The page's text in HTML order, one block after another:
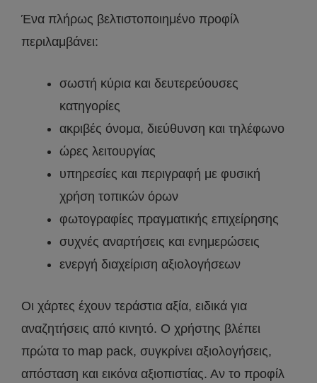
Ένα πλήρως βελτιστοποιημένο προφίλ
περιλαμβάνει:
σωστή κύρια και δευτερεύουσες
κατηγορίες
ακριβές όνομα, διεύθυνση και τηλέφωνο
ώρες λειτουργίας
υπηρεσίες και περιγραφή με φυσική
χρήση τοπικών όρων
φωτογραφίες πραγματικής επιχείρησης
συχνές αναρτήσεις και ενημερώσεις
ενεργή διαχείριση αξιολογήσεων
Οι χάρτες έχουν τεράστια αξία, ειδικά για
αναζητήσεις από κινητό. Ο χρήστης βλέπει
πρώτα το map pack, συγκρίνει αξιολογήσεις,
απόσταση και εικόνα αξιοπιστίας. Αν το προφίλ